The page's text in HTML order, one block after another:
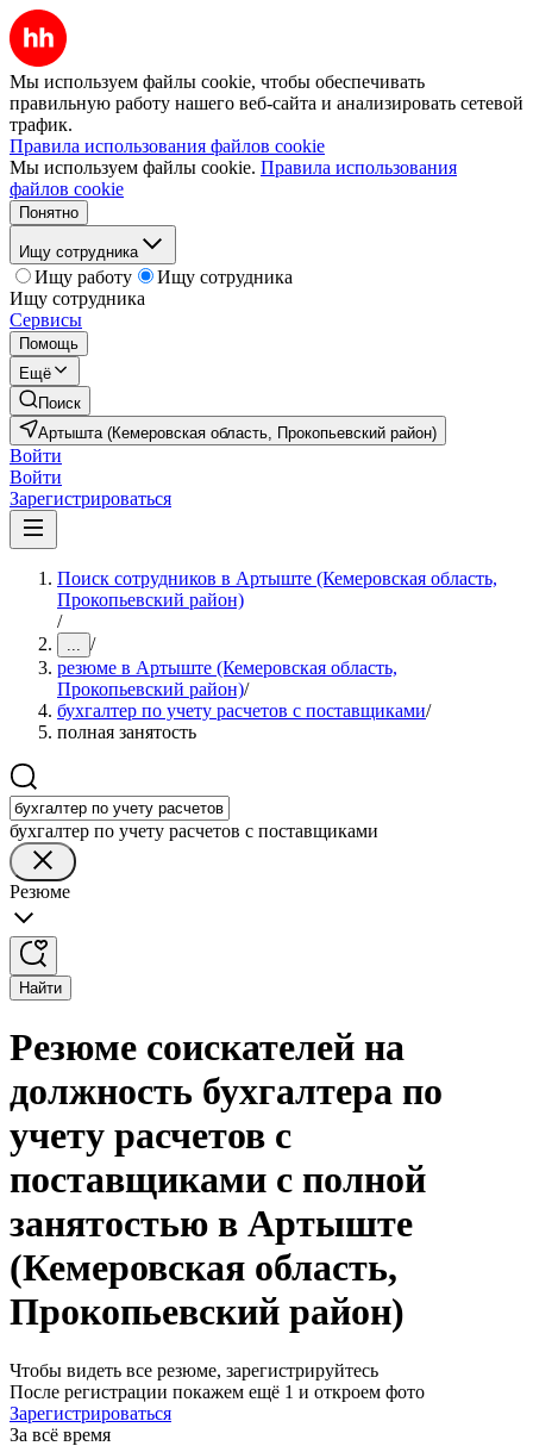
Мы используем файлы cookie, чтобы обеспечивать
правильную работу нашего веб-сайта и анализировать сетевой
трафик.
Правила использования файлов cookie
Мы используем файлы cookie. Правила использования
файлов cookie
Понятно
Ищу сотрудника
Ищу работу
Ищу сотрудника
Ищу сотрудника
Сервисы
Помощь
Ещё
Поиск
Артышта (Кемеровская область, Прокопьевский район)
Войти
Войти
Зарегистрироваться
Поиск сотрудников в Артыште (Кемеровская область,
Прокопьевский район)
/
... /
резюме в Артыште (Кемеровская область,
Прокопьевский район)/
бухгалтер по учету расчетов с поставщиками/
полная занятость
бухгалтер по учету расчетов с поставщиками
Резюме
Найти
Резюме соискателей на
должность бухгалтера по
учету расчетов с
поставщиками с полной
занятостью в Артыште
(Кемеровская область,
Прокопьевский район)
Чтобы видеть все резюме, зарегистрируйтесь
После регистрации покажем ещё 1 и откроем фото
Зарегистрироваться
За всё время